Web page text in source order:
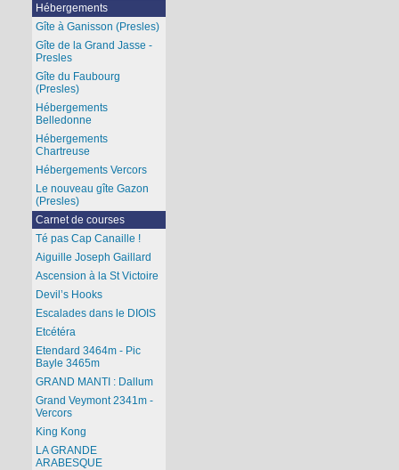
Hébergements
Gîte à Ganisson (Presles)
Gîte de la Grand Jasse -
Presles
Gîte du Faubourg
(Presles)
Hébergements
Belledonne
Hébergements
Chartreuse
Hébergements Vercors
Le nouveau gîte Gazon
(Presles)
Carnet de courses
Té pas Cap Canaille !
Aiguille Joseph Gaillard
Ascension à la St Victoire
Devil’s Hooks
Escalades dans le DIOIS
Etcétéra
Etendard 3464m - Pic
Bayle 3465m
GRAND MANTI : Dallum
Grand Veymont 2341m -
Vercors
King Kong
LA GRANDE
ARABESQUE